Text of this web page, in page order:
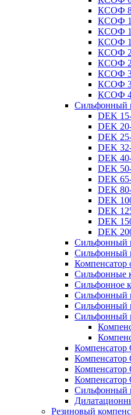
КСОФ
КСОФ
КСОФ
КСОФ
КСОФ
КСОФ
КСОФ
КСОФ
КСОФ
Сильфонный
DEK
DEK
DEK
DEK
DEK
DEK
DEK
DEK
DEK
DEK
DEK
DEK
Сильфонный
Сильфонный
Компенсатор
Сильфонные
Сильфонное
Сильфонный
Сильфонный
Сильфонный
Сильфонный
Резиновый